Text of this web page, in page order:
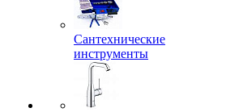
Сантехнические
инструменты